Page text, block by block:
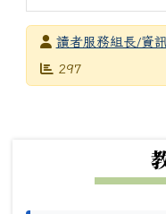
發布者讀者服務組長/資
發布日期
瀏覽次數
297